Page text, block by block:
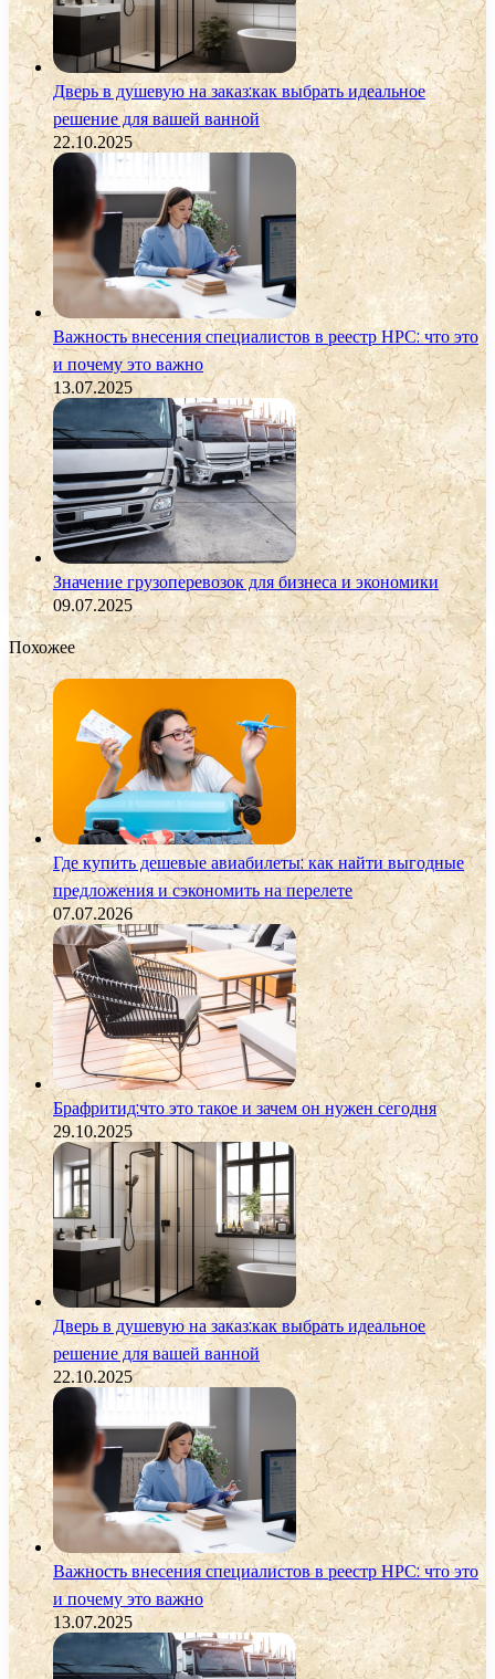
Дверь в душевую на заказ:как выбрать идеальное
решение для вашей ванной
22.10.2025
Важность внесения специалистов в реестр НРС: что это
и почему это важно
13.07.2025
Значение грузоперевозок для бизнеса и экономики
09.07.2025
Похожее
Где купить дешевые авиабилеты: как найти выгодные
предложения и сэкономить на перелете
07.07.2026
Брафритид:что это такое и зачем он нужен сегодня
29.10.2025
Дверь в душевую на заказ:как выбрать идеальное
решение для вашей ванной
22.10.2025
Важность внесения специалистов в реестр НРС: что это
и почему это важно
13.07.2025